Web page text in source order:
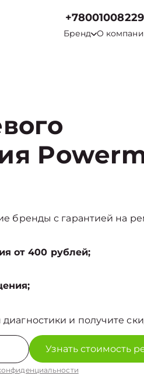
+78001008229
Бренд О
бренды с гарантией на
от 400 рублей;
и получите
Узнать стоимость